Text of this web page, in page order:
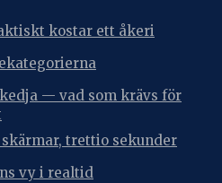
kostar ett åkeri
— vad som krävs för
trettio sekunder
vy i realtid